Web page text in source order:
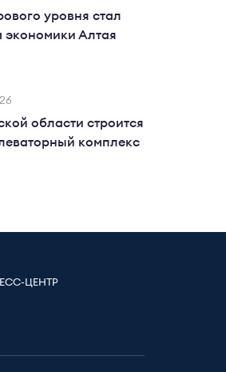
уровня стал
экономики Алтая
области строится
комплекс
ЦЕНТР